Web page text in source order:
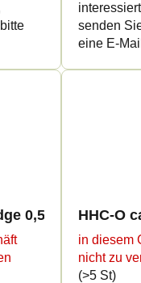
senden
eine E-
0,5ml BULK -
HHC-O
in diesem
nicht zu
(>5 St)